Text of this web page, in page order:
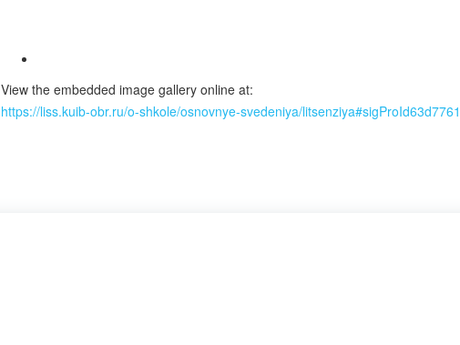
View the embedded image gallery online at:
https://liss.kuib-obr.ru/o-shkole/osnovnye-svedeniya/